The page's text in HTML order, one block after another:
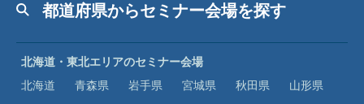
都道府県からセミナー会場を探す
北海道・東北エリアのセミナー会場
北海道
青森県 岩手県 宮城県 秋田県
山形県